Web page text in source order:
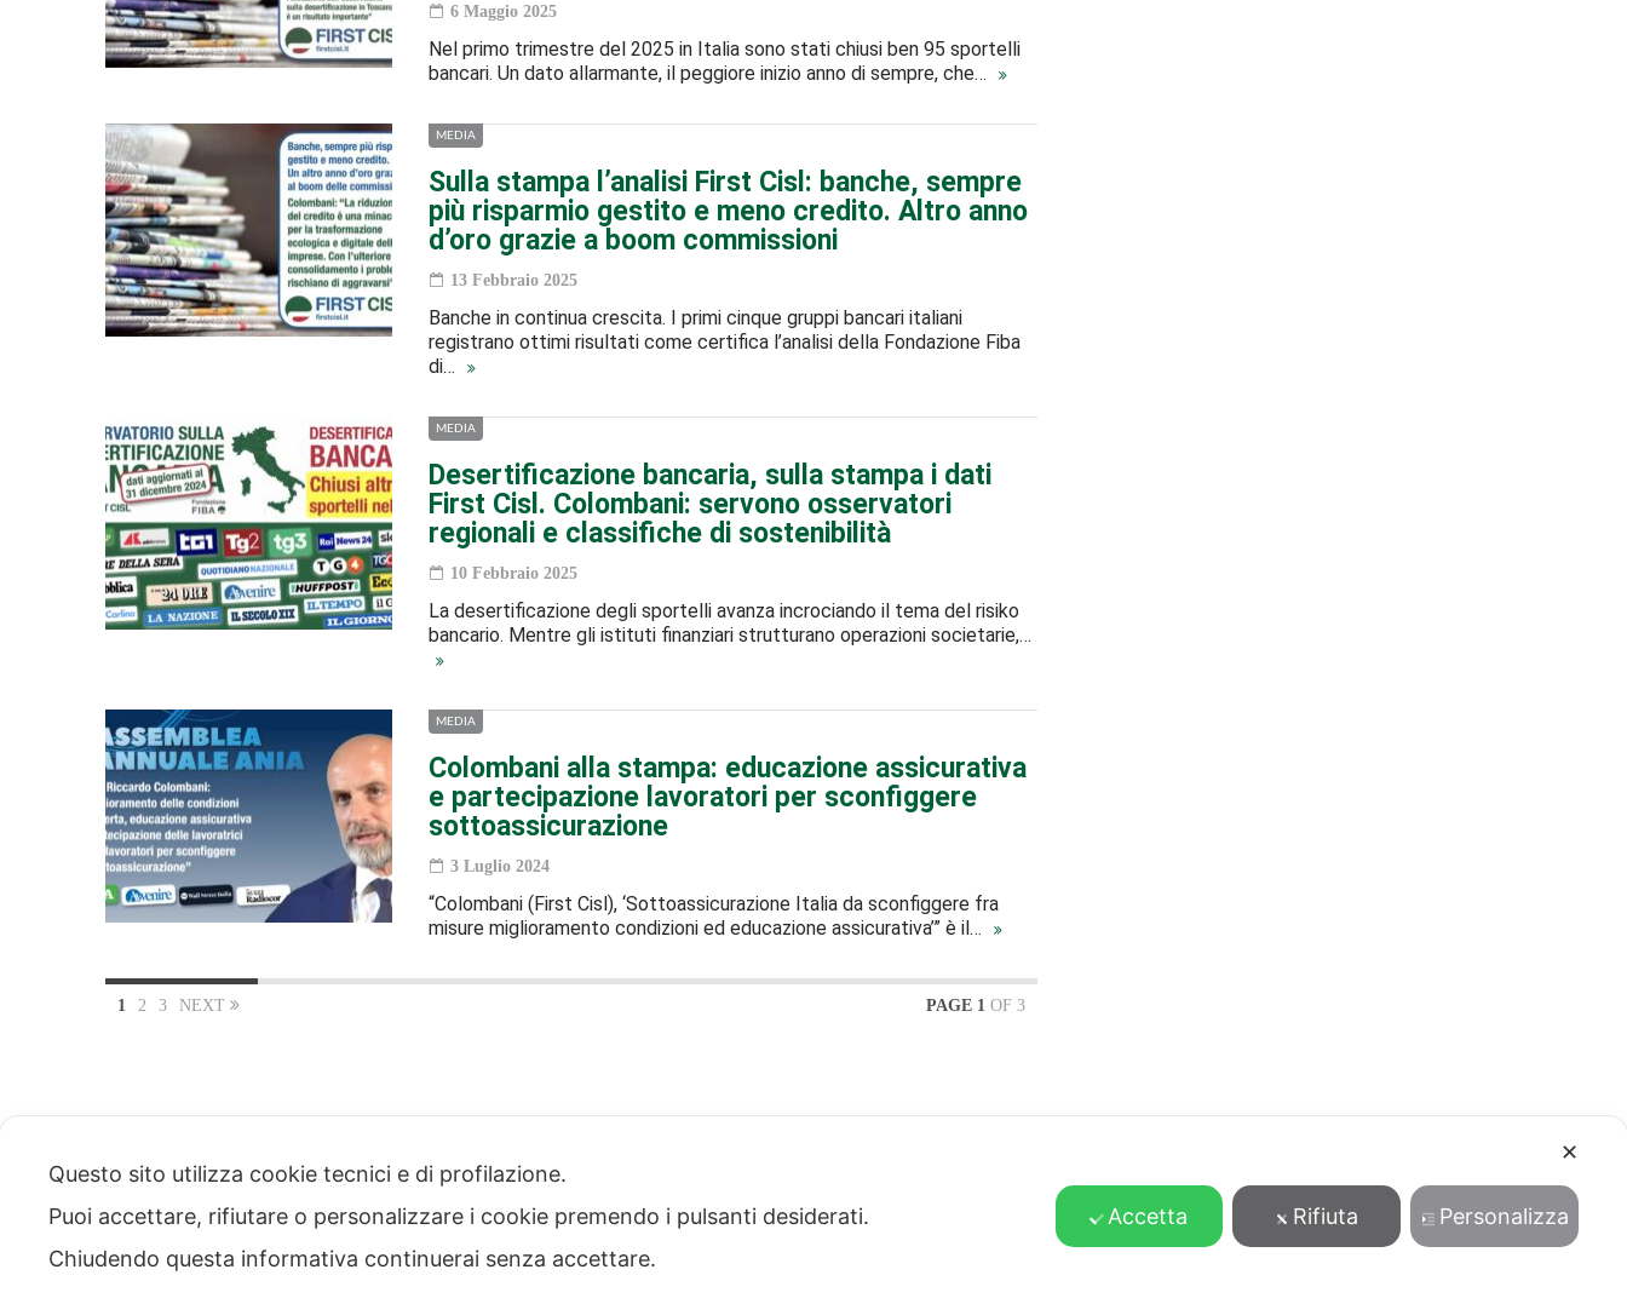
6 Maggio 2025
Nel primo trimestre del 2025 in Italia sono stati chiusi ben 95 sportelli
bancari. Un dato allarmante, il peggiore inizio anno di sempre, che…
MEDIA
Sulla stampa l’analisi First Cisl: banche, sempre
più risparmio gestito e meno credito. Altro anno
d’oro grazie a boom commissioni
13 Febbraio 2025
Banche in continua crescita. I primi cinque gruppi bancari italiani
registrano ottimi risultati come certifica l’analisi della Fondazione Fiba
di…
MEDIA
Desertificazione bancaria, sulla stampa i dati
First Cisl. Colombani: servono osservatori
regionali e classifiche di sostenibilità
10 Febbraio 2025
La desertificazione degli sportelli avanza incrociando il tema del risiko
bancario. Mentre gli istituti finanziari strutturano operazioni societarie,…
MEDIA
Colombani alla stampa: educazione assicurativa
e partecipazione lavoratori per sconfiggere
sottoassicurazione
3 Luglio 2024
“Colombani (First Cisl), ‘Sottoassicurazione Italia da sconfiggere fra
misure miglioramento condizioni ed educazione assicurativa’” è il…
1 2 3 NEXT PAGE 1 OF 3
tel: +39 06 4746351
Amministrazione
trasparente
Codice etico
trattamento di dati
personali
✕
Questo sito utilizza cookie tecnici e di profilazione.
Puoi accettare, rifiutare o personalizzare i cookie premendo i pulsanti desiderati.
Chiudendo questa informativa continuerai senza accettare.
Accetta Rifiuta Personalizza